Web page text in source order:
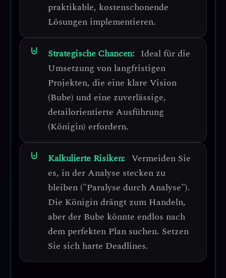
praktikable, kostenschonende
Lösungen implementieren.
Strategische Chancen: Ideal für die
Umsetzung von langfristigen
Projekten, die eine klare Vision
(Bube) und eine zuverlässige,
detailorientierte Ausführung
(Königin) erfordern.
Kalkulierte Risiken: Vermeiden Sie
es, in der Analyse stecken zu
bleiben ("Paralyse durch Analyse").
Die Königin drängt zum Handeln,
aber der Bube könnte endlos nach
dem perfekten Plan suchen. Setzen
Sie sich harte Deadlines.